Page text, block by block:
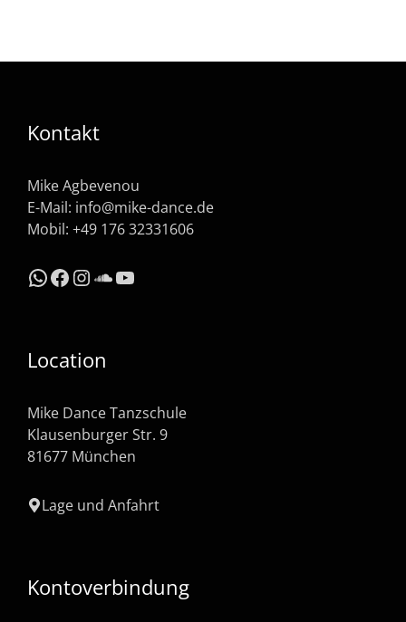
Kontakt
Mike Agbevenou
E-Mail: info@mike-dance.de
Mobil: +49 176 32331606
WhatsApp
Facebook
Instagram
SoundCloud
YouTube
Location
Mike Dance Tanzschule
Klausenburger Str. 9
81677 München
Lage und Anfahrt
Kontoverbindung